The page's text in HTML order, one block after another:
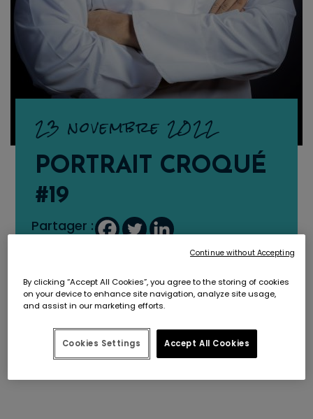
PORTRAIT CROQUÉ
#19
23 novembre 2022
Partager :
By clicking “Accept All Cookies”, you agree to the storing of cookies
on your device to enhance site navigation, analyze site usage,
and assist in our marketing efforts.
Accept All Cookies
Cookies Settings
Continue without Accepting